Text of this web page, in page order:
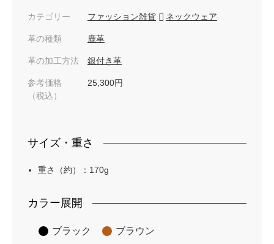
カテゴリー ファッション雑貨 ネックウェア
革の種類 鹿革
革の加工方法 銀付き革
参考価格
（税込）
25,300円
サイズ・重さ
重さ（約）：170g
カラー展開
ブラック ブラウン